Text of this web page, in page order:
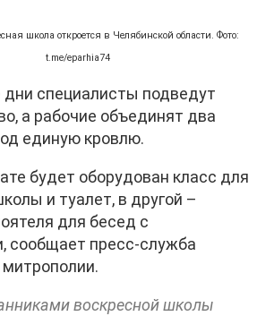
школа откроется в Челябинской области. Фото:
t.me/eparhia74
специалисты подведут
а рабочие объединят два
единую кровлю.
будет оборудован класс для
и туалет, в другой –
для бесед с
сообщает пресс-служба
воскресной школы